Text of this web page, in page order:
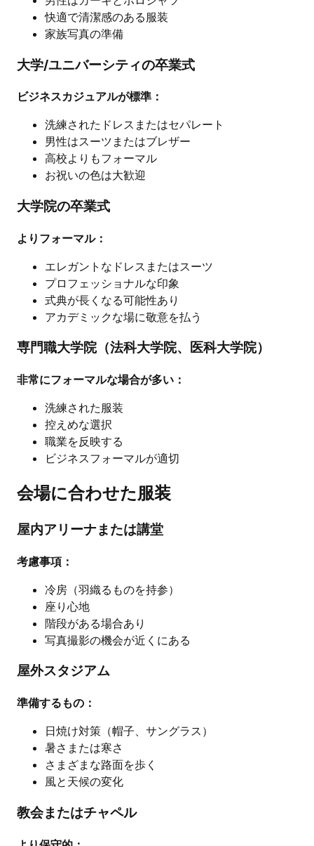
快適で清潔感のある服装
家族写真の準備
大学/ユニバーシティの卒業式
ビジネスカジュアルが標準：
洗練されたドレスまたはセパレート
男性はスーツまたはブレザー
高校よりもフォーマル
お祝いの色は大歓迎
大学院の卒業式
よりフォーマル：
エレガントなドレスまたはスーツ
プロフェッショナルな印象
式典が長くなる可能性あり
アカデミックな場に敬意を払う
専門職大学院（法科大学院、医科大学院）
非常にフォーマルな場合が多い：
洗練された服装
控えめな選択
職業を反映する
ビジネスフォーマルが適切
会場に合わせた服装
屋内アリーナまたは講堂
考慮事項：
冷房（羽織るものを持参）
座り心地
階段がある場合あり
写真撮影の機会が近くにある
屋外スタジアム
準備するもの：
日焼け対策（帽子、サングラス）
暑さまたは寒さ
さまざまな路面を歩く
風と天候の変化
教会またはチャペル